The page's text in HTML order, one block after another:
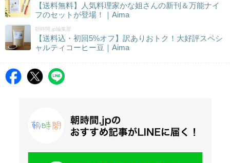
【送料無料】人気料理家かな姐さんの新刊＆万能ナイ
フのセットが登場！｜Aima
朝時間.jp編集部
【送料込・初回5%オフ】訳ありおトク！大好評スペシ
ャルティコーヒー豆｜Aima